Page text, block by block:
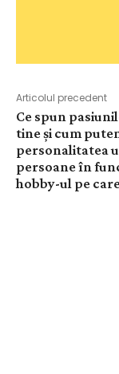
Articolul precedent
Ce spun
tine și cum
personalitatea
persoane în
hobby-ul pe